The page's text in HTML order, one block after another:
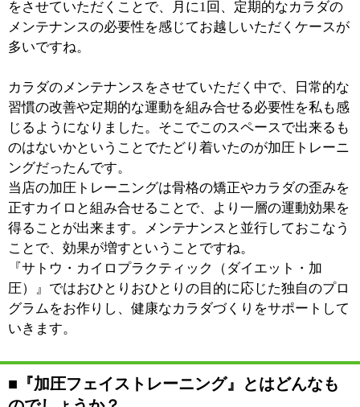
してくということを意図しています。3ヶ月間それをき
っちりおこなうことで、カラダの習慣そのものが変化
し、結果としてダイエットに結びつけることが出来るん
改善も導いていきます。皆さん、最初のカウンセリング
で「何キロ痩せたいんです」と仰るんですが、ダイエッ
トは痩せた後に何をするか、という意識が肝心になりま
す。ただ単に痩せるためのダイエットではなく、より人
生を楽しむためにダイエットがあるということですね。
そこに気づくことでモチベーションが明確になり、ダイ
エットを成功させることが出来るんです。カラダとココ
ロを同時に変えていく。そのために必要な信頼関係を早
い段階で築いていきたいと思っています。
■最後に地域の皆様にメッセージをお願い致し
ます。
【佐藤 昌康 代表】
「カラダの調子がなにかおかしい」「ダイエットをして
もなかなか上手くいかない」「ご主人が高血圧の薬を服
用していて心配」。どんなお悩みでも結構です。気さく
ただきたいですね。
【佐藤 恵理 ダイエットコーチ】
ダイエットはご本人はもちろん、一番喜んでくれるのは